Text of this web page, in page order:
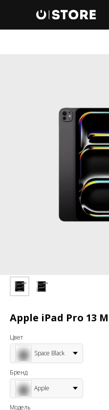
Apple iPad Pro 13
Цвет
Space Black
Бренд
Apple
Модель